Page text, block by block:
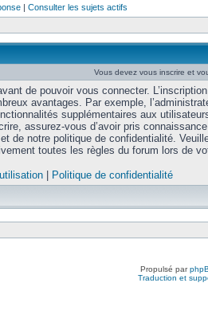
| Consulter les sujets actifs
Vous devez vous inscrire et
de pouvoir vous connecter.
avantages. Par exemple,
supplémentaires aux
assurez-vous d’avoir pris
de notre politique de confidentialité.
toutes les règles du forum lors de
Politique de confidentialité
Propulsé par
Traduction et